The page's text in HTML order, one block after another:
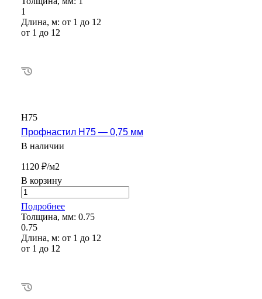
1
Длина, м: от 1 до 12
от 1 до 12
Н75
Профнастил Н75 — 0,75 мм
В наличии
1120 ₽/м2
В корзину
Подробнее
Толщина, мм: 0.75
0.75
Длина, м: от 1 до 12
от 1 до 12